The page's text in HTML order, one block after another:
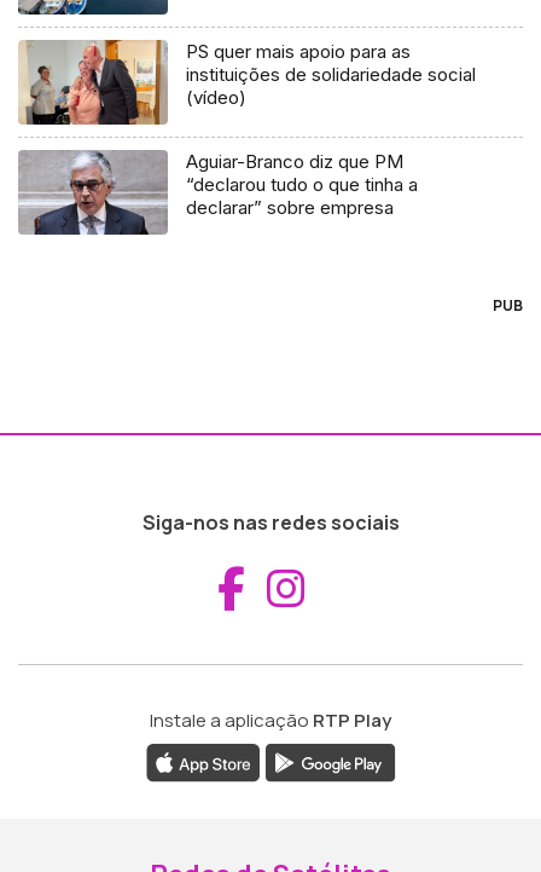
PS quer mais apoio para as
instituições de solidariedade social
(vídeo)
Aguiar-Branco diz que PM
“declarou tudo o que tinha a
declarar” sobre empresa
PUB
Siga-nos nas redes sociais
Aceder ao
Instale a aplicação RTP Play